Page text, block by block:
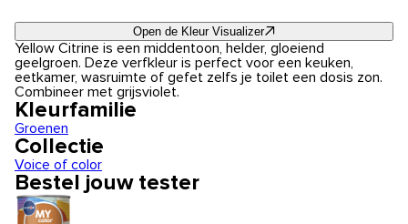
Open de Kleur Visualizer
Yellow Citrine is een middentoon, helder, gloeiend
geelgroen. Deze verfkleur is perfect voor een keuken,
eetkamer, wasruimte of gefet zelfs je toilet een dosis zon.
Combineer met grijsviolet.
Kleurfamilie
Groenen
Collectie
Voice of color
Bestel jouw tester